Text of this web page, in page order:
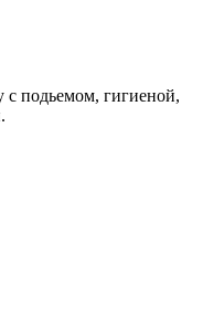
подьемом, гигиеной,